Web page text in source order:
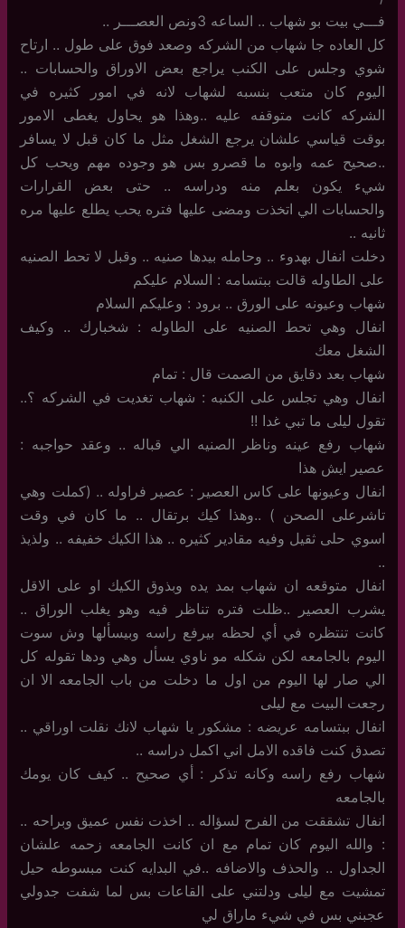
فـــي بيت بو شهاب .. الساعه 3ونص العصـــر ..
كل العاده جا شهاب من الشركه وصعد فوق على طول .. ارتاح
شوي وجلس على الكنب يراجع بعض الاوراق والحسابات ..
اليوم كان متعب بنسبه لشهاب لانه في امور كثيره في
الشركه كانت متوقفه عليه ..وهذا هو يحاول يغطى الامور
بوقت قياسي علشان يرجع الشغل مثل ما كان قبل لا يسافر
..صحيح عمه وابوه ما قصرو بس هو وجوده مهم ويحب كل
شيء يكون بعلم منه ودراسه .. حتى بعض القرارات
والحسابات الي اتخذت ومضى عليها فتره يحب يطلع عليها مره
ثانيه ..
دخلت انفال بهدوء .. وحامله بيدها صنيه .. وقبل لا تحط الصنيه
على الطاوله قالت ببتسامه : السلام عليكم
شهاب وعيونه على الورق .. برود : وعليكم السلام
انفال وهي تحط الصنيه على الطاوله : شخبارك .. وكيف
الشغل معك
شهاب بعد دقايق من الصمت قال : تمام
انفال وهي تجلس على الكنبه : شهاب تغديت في الشركه ؟..
تقول ليلى ما تبي غدا !!
شهاب رفع عينه وناظر الصنيه الي قباله .. وعقد حواجبه :
عصير ايش هذا
انفال وعيونها على كاس العصير : عصير فراوله .. (كملت وهي
تاشرعلى الصحن ) ..وهذا كيك برتقال .. ما كان في وقت
اسوي حلى ثقيل وفيه مقادير كثيره .. هذا الكيك خفيفه .. ولذيذ
..
انفال متوقعه ان شهاب بمد يده وبذوق الكيك او على الاقل
يشرب العصير ..ظلت فتره تناظر فيه وهو يغلب الوراق ..
كانت تنتظره في أي لحظه بيرفع راسه وبيسألها وش سوت
اليوم بالجامعه لكن شكله مو ناوي يسأل وهي ودها تقوله كل
الي صار لها اليوم من اول ما دخلت من باب الجامعه الا ان
رجعت البيت مع ليلى
انفال ببتسامه عريضه : مشكور يا شهاب لانك نقلت اوراقي ..
تصدق كنت فاقده الامل اني اكمل دراسه ..
شهاب رفع راسه وكانه تذكر : أي صحيح .. كيف كان يومك
بالجامعه
انفال تشققت من الفرح لسؤاله .. اخذت نفس عميق وبراحه ..
: والله اليوم كان تمام مع ان كانت الجامعه زحمه علشان
الجداول .. والحذف والاضافه ..في البدايه كنت مبسوطه حيل
تمشيت مع ليلى ودلتني على القاعات بس لما شفت جدولي
عجبني بس في شيء ماراق لي